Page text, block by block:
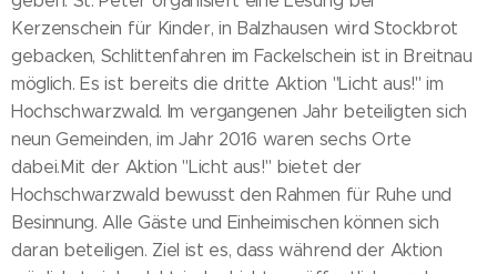
Kerzenschein für Kinder, in Balzhausen wird Stockbrot
gebacken, Schlittenfahren im Fackelschein ist in Breitnau
möglich. Es ist bereits die dritte Aktion "Licht aus!" im
Hochschwarzwald. Im vergangenen Jahr beteiligten sich
neun Gemeinden, im Jahr 2016 waren sechs Orte
dabei.Mit der Aktion "Licht aus!" bietet der
Hochschwarzwald bewusst den Rahmen für Ruhe und
Besinnung. Alle Gäste und Einheimischen können sich
daran beteiligen. Ziel ist es, dass während der Aktion